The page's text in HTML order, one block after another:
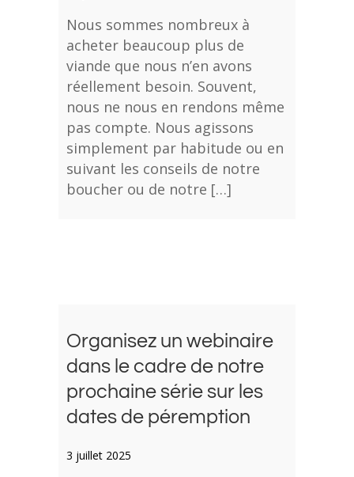
Nous sommes nombreux à
acheter beaucoup plus de
viande que nous n’en avons
réellement besoin. Souvent,
nous ne nous en rendons même
pas compte. Nous agissons
simplement par habitude ou en
suivant les conseils de notre
boucher ou de notre […]
Organisez un webinaire
dans le cadre de notre
prochaine série sur les
dates de péremption
3 juillet 2025